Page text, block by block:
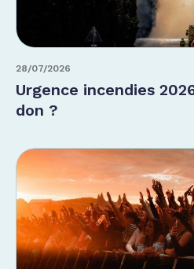
28/07/2026
Urgence incendies
don ?